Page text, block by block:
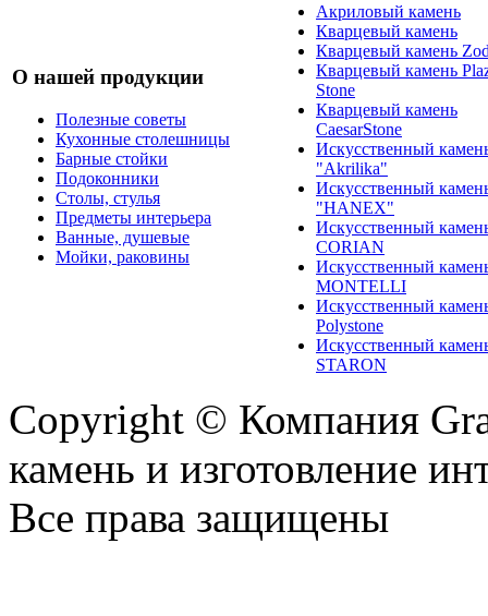
О нашей продукции
Полезные советы
Кухонные столешницы
Барные стойки
Подоконники
Столы, стулья
Предметы интерьера
Ванные, душевые
Мойки, раковины
Акриловый камень
Кварцевый камень
Кварцевый камень
Кварцевый камень
Stone
Кварцевый камень
CaesarStone
Искусственный
"Akrilika"
Искусственный
"HANEX"
Искусственный
CORIAN
Искусственный
MONTELLI
Искусственный
Polystone
Искусственный
STARON
Copyright © Компания
камень и изготовление
Все права защищены